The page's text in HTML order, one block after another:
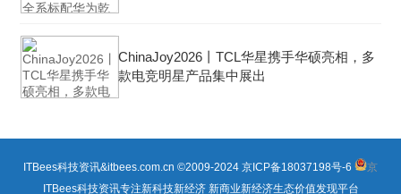
ChinaJoy2026丨TCL华星携手华硕亮相，多
款电竞明星产品集中展出
ITBees科技资讯&itbees.com.cn ©2009-2024 京ICP备18037198号-6
京
ITBees科技资讯专注新科技新经济 新商业新经济生态价值发现平台